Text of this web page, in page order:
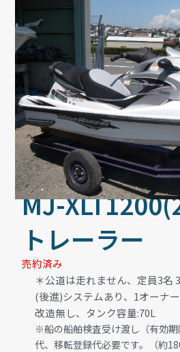
MJ-
トレーラー
売約済み
＊公道は走れません、定員3名
(後進)システムあり、1オーナ
改造無し、タンク容量:70L
※船の船舶検査受け渡し（有効
代、移転登録代必要です。（約